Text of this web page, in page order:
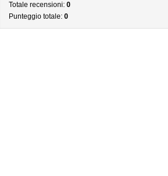
Totale recensioni: 0
Punteggio totale: 0